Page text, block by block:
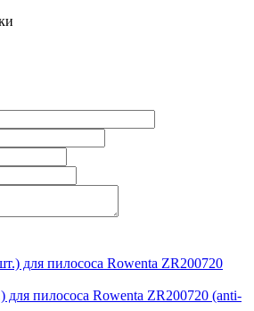
для пилососа Rowenta ZR200720 (anti-